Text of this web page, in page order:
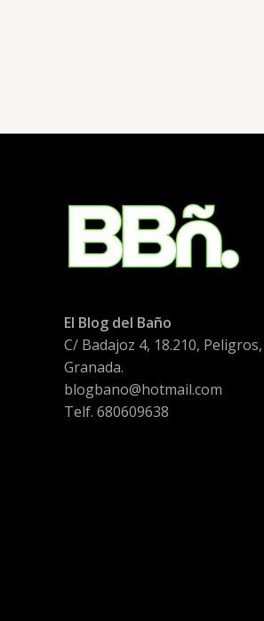
El Blog del Baño
C/ Badajoz 4, 18.210, Peligros,
Granada.
blogbano@hotmail.com
Telf. 680609638